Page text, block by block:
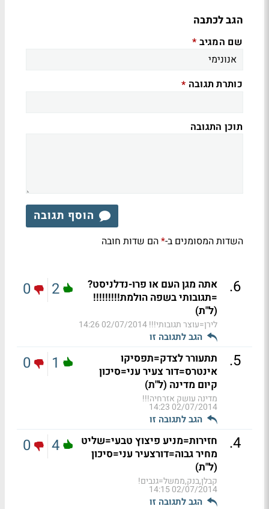
הגב לכתבה
שם המגיב *
כותרת תגובה *
תוכן התגובה
הוסף תגובה
השדות המסומנים ב-*הם שדות חובה
6
.
אתה מגן העם או פרו-נדלניסט?
=תגובותי בשפה הולמת!!!!!!!!!
(ל"ת)
לירן=עוצר תגובותי!!!02/07/2014 14:26
הגב לתגובה זו
2
0
5
.
תתעורר לצדק=תפסיקו
אינטרס=דור צעיר עני=סיכון
קיום מדינה (ל"ת)
מדינה עושק אזרחיה!!!
02/07/2014 14:23
הגב לתגובה זו
1
0
4
.
חזירות=מניע פיצוץ טבעי=שליט
מחיר גבוה=דורצעיר עני=סיכון
(ל"ת)
קבלן,בנק,ממשל=גנבים!
02/07/2014 14:15
הגב לתגובה זו
4
0